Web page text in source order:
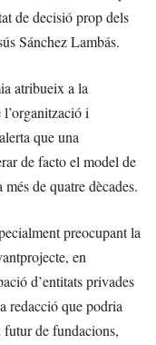
de decisió prop dels
Sánchez Lambás.
atribueix a la
i
que una
de facto el model de
de quatre dècades.
preocupant la
en
d’entitats privades
redacció que podria
futur de fundacions,